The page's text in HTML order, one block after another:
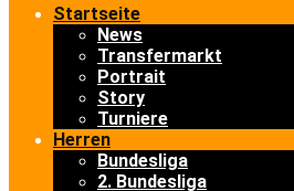
Startseite
News
Transfermarkt
Portrait
Story
Turniere
Herren
Bundesliga
2. Bundesliga